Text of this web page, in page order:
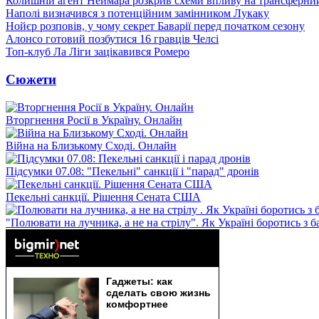
Наполі визначився з потенційним замінником Лукаку
Нойєр розповів, у чому секрет Баварії перед початком сезону
Алонсо готовий позбутися 16 гравців Челсі
Топ-клуб Ла Ліги зацікавився Ромеро
Сюжети
Вторгнення Росії в Україну. Онлайн
Війна на Близькому Сході. Онлайн
Підсумки 07.08: "Пекельні" санкції і "парад" дронів
Пекельні санкції. Рішення Сената США
"Полювати на лучника, а не на стрілу". Як Україні боротись з